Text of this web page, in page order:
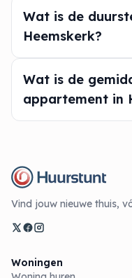
Wat is de
Heemskerk?
Wat is de
appartement in
Vind jouw nieuwe thuis,
Woningen